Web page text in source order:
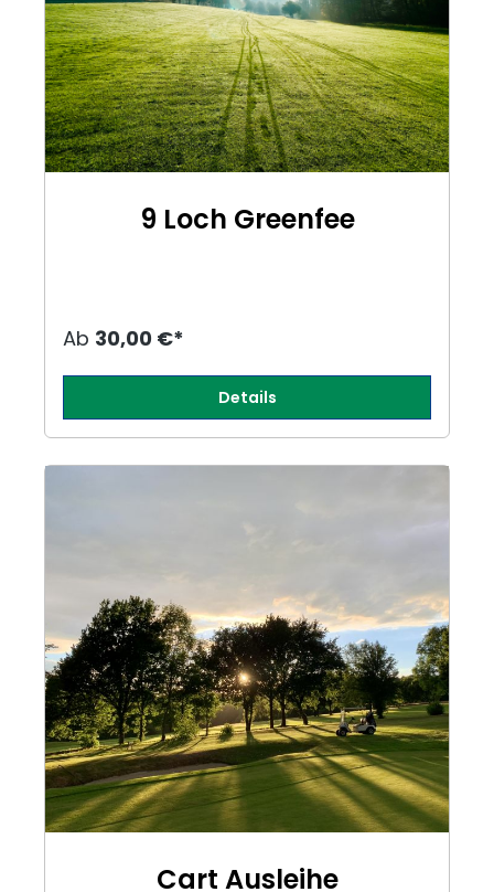
9 Loch Greenfee
Ab 30,00 €*
Details
Cart Ausleihe